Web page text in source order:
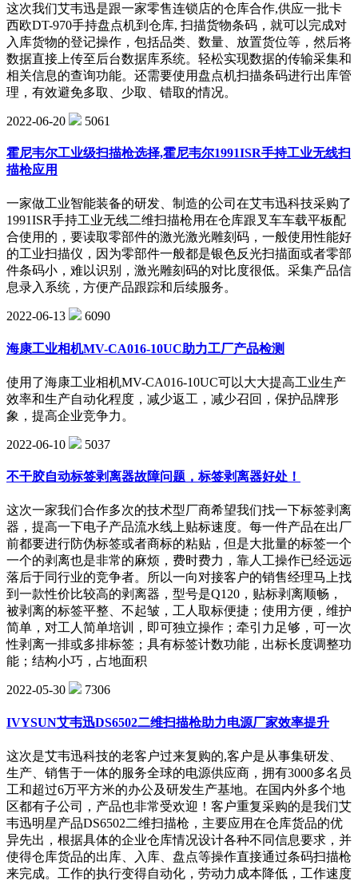
这次我们艾韦迅是跟一家零售连锁店的仓库合作,供应一批卡
西欧DT-970手持盘点机到仓库, 扫描货物条码，就可以完成对
入库货物的登记操作，包括品类、数量、放置货位等，然后将
数据直接上传至后台数据库系统。轻松实现数据的传输采集和
相关信息的查询功能。还需要使用盘点机扫描条码进行出库管
理，有效避免多取、少取、错取的情况。
2022-06-20 5061
霍尼韦尔工业级扫描枪选择,霍尼韦尔1991ISR手持工业无线扫
描枪应用
一家做工业智能装备的研发、制造的公司在艾韦迅科技采购了
1991ISR手持工业无线二维扫描枪用在仓库跟叉车车载平板配
合使用的，要读取零部件的激光激光雕刻码，一般使用性能好
的工业扫描仪，因为零部件一般都是银色反光扫描面或者零部
件条码小，难以识别，激光雕刻码的对比度很低。采集产品信
息录入系统，方便产品跟踪和后续服务。
2022-06-13 6090
海康工业相机MV-CA016-10UC助力工厂产品检测
使用了海康工业相机MV-CA016-10UC可以大大提高工业生产
效率和生产自动化程度，减少返工，减少召回，保护品牌形
象，提高企业竞争力。
2022-06-10 5037
不干胶自动标签剥离器故障问题，标签剥离器好处！
这次一家我们合作多次的技术型厂商希望我们找一下标签剥离
器，提高一下电子产品流水线上贴标速度。每一件产品在出厂
前都要进行防伪标签或者商标的粘贴，但是大批量的标签一个
一个的剥离也是非常的麻烦，费时费力，靠人工操作已经远远
落后于同行业的竞争者。所以一向对接客户的销售经理马上找
到一款性价比较高的剥离器，型号是Q120，贴标剥离顺畅，
被剥离的标签平整、不起皱，工人取标便捷；使用方便，维护
简单，对工人简单培训，即可独立操作；牵引力足够，可一次
性剥离一排或多排标签；具有标签计数功能，出标长度调整功
能；结构小巧，占地面积
2022-05-30 7306
IVYSUN艾韦迅DS6502二维扫描枪助力电源厂家效率提升
这次是艾韦迅科技的老客户过来复购的,客户是从事集研发、
生产、销售于一体的服务全球的电源供应商，拥有3000多名员
工和超过6万平方米的办公及研发生产基地。在国内外多个地
区都有子公司，产品也非常受欢迎！客户重复采购的是我们艾
韦迅明星产品DS6502二维扫描枪，主要应用在仓库货品的优
异先出，根据具体的企业仓库情况设计各种不同信息要求，并
使得仓库货品的出库、入库、盘点等操作直接通过条码扫描枪
来完成。工作的执行变得自动化，劳动力成本降低，工作速度